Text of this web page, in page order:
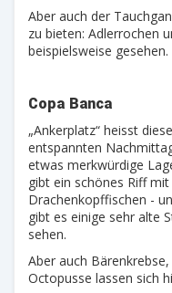
Aber auch der
zu bieten: Adlerrochen
beispielsweise gesehen.
Copa Banca
„Ankerplatz“ heisst
entspannten
etwas merkwürdige
gibt ein schönes Riff
Drachenkopffischen -
gibt es einige sehr alte
sehen.
Aber auch
Octopusse lassen sich